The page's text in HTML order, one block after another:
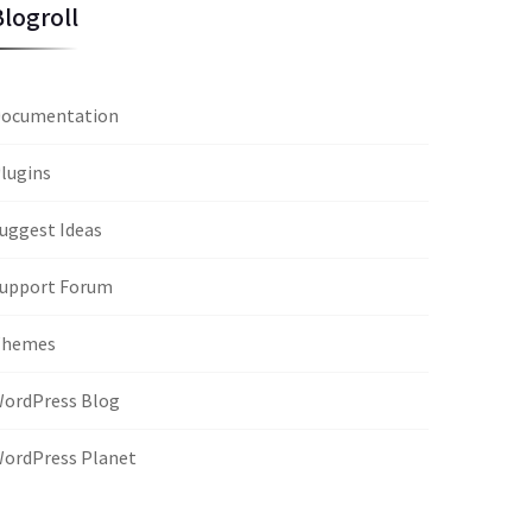
Ideas
Forum
Blog
Planet